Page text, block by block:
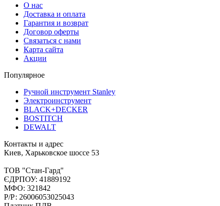
О нас
Доставка и оплата
Гарантия и возврат
Договор оферты
Связаться с нами
Карта сайта
Акции
Популярное
Ручной инструмент Stanley
Электроинструмент
BLACK+DECKER
BOSTITCH
DEWALT
Контакты и адрес
Киев, Харьковское шоссе 53
ТОВ "Стан-Гард"
ЄДРПОУ: 41889192
МФО: 321842
Р/Р: 26006053025043